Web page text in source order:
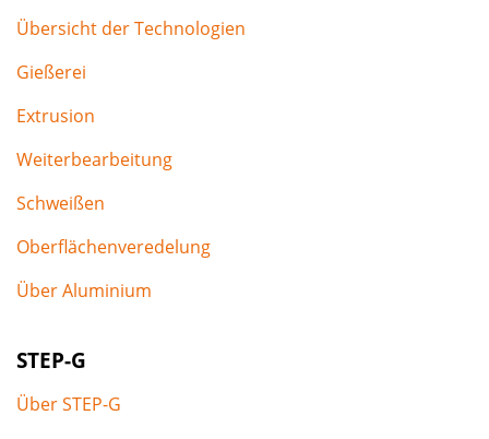
Übersicht der Technologien
Gießerei
Extrusion
Weiterbearbeitung
Schweißen
Oberflächenveredelung
Über Aluminium
STEP-G
Über STEP-G